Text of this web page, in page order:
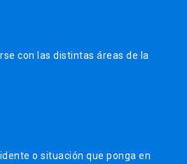
con las distintas áreas de la
o situación que ponga en